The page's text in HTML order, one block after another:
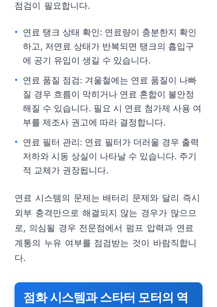
점검이 필요합니다.
연료 탱크 상태 확인: 연료량이 충분한지 확인
하고, 저연료 상태가 반복되면 탱크의 흡입구
에 공기 유입이 생길 수 있습니다.
연료 품질 점검: 겨울철에는 연료 품질이 나빠
질 경우 흐름이 막히거나 연료 혼합이 불안정
해질 수 있습니다. 필요 시 연료 첨가제 사용 여
부를 제조사 권고에 따라 결정합니다.
연료 필터 관리: 연료 필터가 더러울 경우 출력
저하와 시동 상실이 나타날 수 있습니다. 주기
적 교체가 권장됩니다.
연료 시스템의 문제는 배터리 문제와 달리 즉시
외부 충격만으로 해결되지 않는 경우가 많으므
로, 의심될 경우 전문점에서 펌프 압력과 연료
계통의 누유 여부를 점검받는 것이 바람직합니
다.
점화 시스템과 스타터 모터의 역